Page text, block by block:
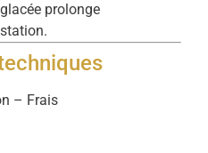
prolonge
– Frais